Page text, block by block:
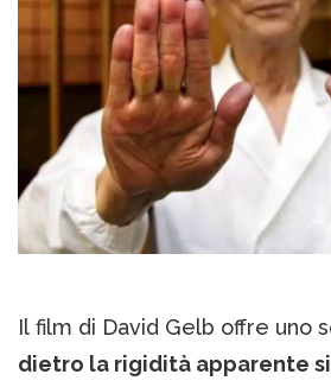
Il film di David Gelb offre uno
dietro la rigidità apparente